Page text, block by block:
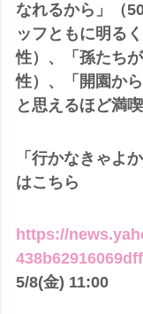
なれるから」（
ッフともに明る
性）、「孫たち
性）、「開園か
と思えるほど満
「行かなきゃよ
はこちら
https://
5/8(金) 11:00